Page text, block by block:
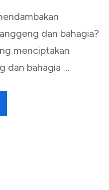
dan bahagia?
menciptakan
dan bahagia …